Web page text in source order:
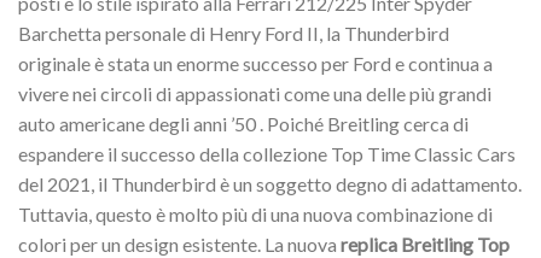
Barchetta personale di Henry Ford II, la Thunderbird
originale è stata un enorme successo per Ford e continua a
vivere nei circoli di appassionati come una delle più grandi
auto americane degli anni ’50 . Poiché Breitling cerca di
espandere il successo della collezione Top Time Classic Cars
del 2021, il Thunderbird è un soggetto degno di adattamento.
Tuttavia, questo è molto più di una nuova combinazione di
colori per un design esistente. La nuova replica Breitling Top